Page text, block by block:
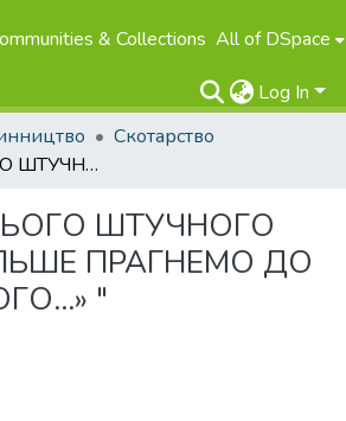
& Collections All of DSpace
Log In
Скотарство
"У СВІТІ ВСЬОГО ШТУЧНОГО МИ ВСЕ БІЛЬШЕ ПРАГНЕМО ДО ОРГАНІЧНОГО…» "
ШТУЧНОГО
ПРАГНЕМО ДО
"